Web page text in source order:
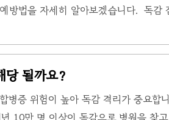
방법을 자세히 알아보겠습니다. 독감
다. 이 시기에는 바이러스가 몸속에서
상 전파 가능: 잠복기 중에도 타인에게
된 원인이 됩니다. 🔽🔽🔽🔽🔽🔽🔽🔽
당 될까요?
병증 위험이 높아 독감 격리가 중요합
10만 명 이상이 독감으로 병원을 찾